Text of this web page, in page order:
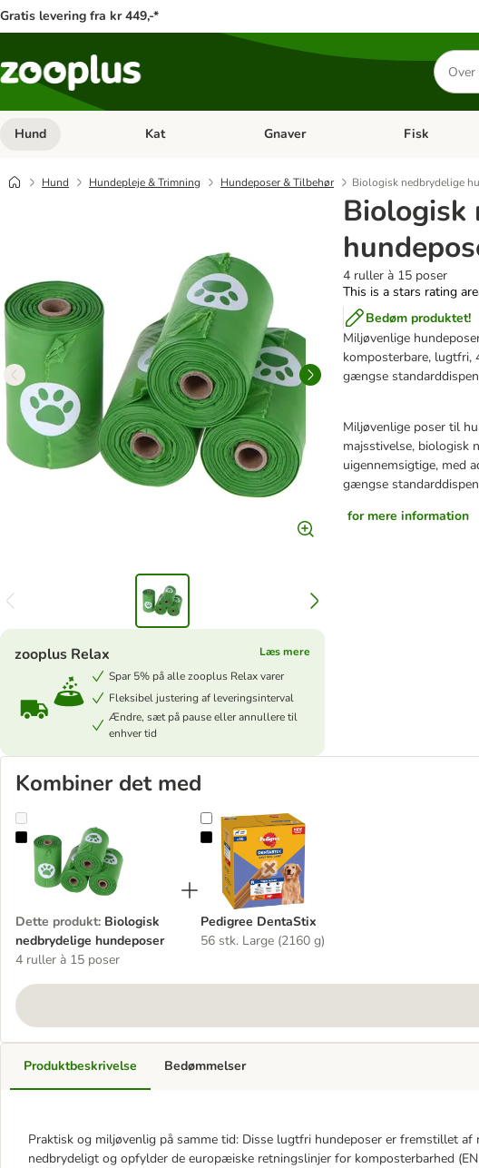
Gratis levering fra kr 449,-*
Søg
efter
Hund Åben kategori menu: Hund
Kat Åben kategori menu: Kat
Gnaver Åben kategori
Fisk
Hund Hundepleje & Trimning Hundeposer & Tilbehør Biologisk nedbrydelige
Biologisk
4 ruller à 15 poser
This is a stars rating
Bedøm produktet!
Miljøvenlige
komposterbare, lugtfri,
gængse
Miljøvenlige poser til
majsstivelse, biologisk
uigennemsigtige, med
gængse
for mere information
zooplus Relax
Læs mere
Spar 5% på alle zooplus Relax varer
Fleksibel justering af leveringsinterval
Ændre, sæt på pause eller annullere til
enhver tid
Kombiner det med
Biologisk nedbrydelige hundeposer
Dette produkt: Biologisk
nedbrydelige hundeposer
4 ruller à 15 poser
Pedigree DentaStix
Pedigree DentaStix
56 stk. Large (2160 g)
Produktbeskrivelse
Praktisk og miljøvenlig på samme tid: Disse lugtfri hundeposer er fremstillet af
nedbrydeligt og opfylder de europæiske retningslinjer for komposterbarhed
Bedømmelser